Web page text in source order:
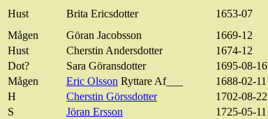
Hust
Brita Ericsdotter 1653-07
Mågen
Göran Jacobsson 1669-12
Hust
CherstinAndersdotter 1674-12
Dot? Sara Göransdotter 1695-08-16
Mågen
Eric Olsson Ryttare Af___
1688-02-11
H
Cherstin Görssdotter
1702-08-22
S
Jöran Ersson
1725-05-11